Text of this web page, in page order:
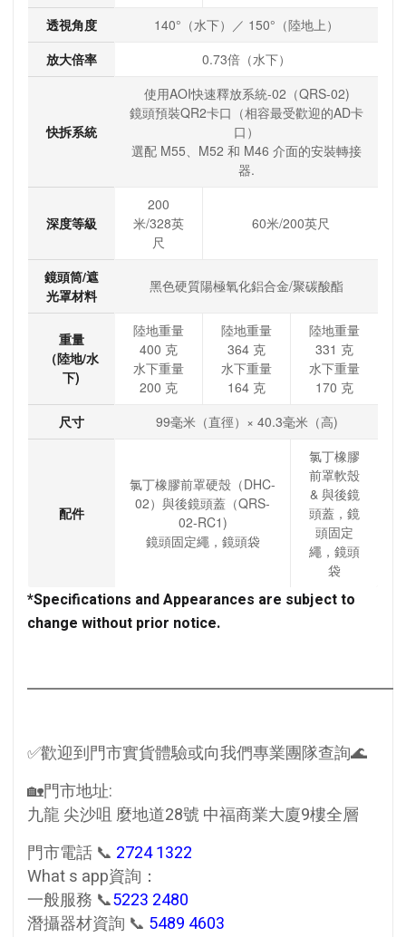
透視角度
140°（水下）／ 150°（陸地上）
放大倍率
0.73倍（水下）
快拆系統
使用AOI快速釋放系統-02（QRS-02)
鏡頭預裝QR2卡口（相容最受歡迎的AD卡
口）
選配 M55、M52 和 M46 介面的安裝轉接
器.
深度等級
200
米/328英
尺
60米/200英尺
鏡頭筒/遮
光罩材料
黑色硬質陽極氧化鋁合金/聚碳酸酯
重量
（陸地/水
下)
陸地重量
400 克
水下重量
200 克
陸地重量
364 克
水下重量
164 克
陸地重量
331 克
水下重量
170 克
尺寸
99毫米（直徑）× 40.3毫米（高)
配件
氯丁橡膠前罩硬殼（DHC-
02）與後鏡頭蓋（QRS-
02-RC1)
鏡頭固定繩，鏡頭袋
氯丁橡膠
前罩軟殼
& 與後鏡
頭蓋，鏡
頭固定
繩，鏡頭
袋
*Specifications and Appearances are subject to
change without prior notice.
✅歡迎到門市實貨體驗或向我們專業團隊查詢🌊
🏡門市地址:
九龍 尖沙咀 麼地道28號 中福商業大廈9樓全層
門市電話 📞 2724 1322
What s app資詢：
一般服務 📞5223 2480
潛攝器材資詢 📞 5489 4603